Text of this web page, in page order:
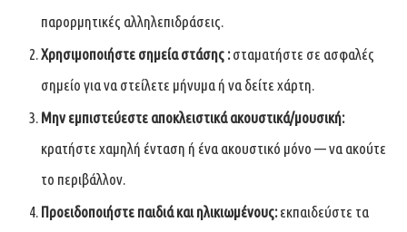
παρορμητικές αλληλεπιδράσεις.
Χρησιμοποιήστε σημεία στάσης :σταματήστε σε ασφαλές
σημείο για να στείλετε μήνυμα ή να δείτε χάρτη.
Μην εμπιστεύεστε αποκλειστικά ακουστικά/μουσική:
κρατήστε χαμηλή ένταση ή ένα ακουστικό μόνο — να ακούτε
το περιβάλλον.
Προειδοποιήστε παιδιά και ηλικιωμένους:εκπαιδεύστε τα